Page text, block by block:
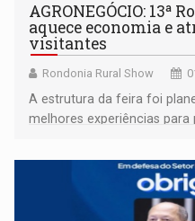
AGRONEGÓCIO: 13ª
aquece economia e
visitantes
Rondonia Rural Show
A estrutura da feira foi
melhores experiências para
Rondônia, do Brasil e do